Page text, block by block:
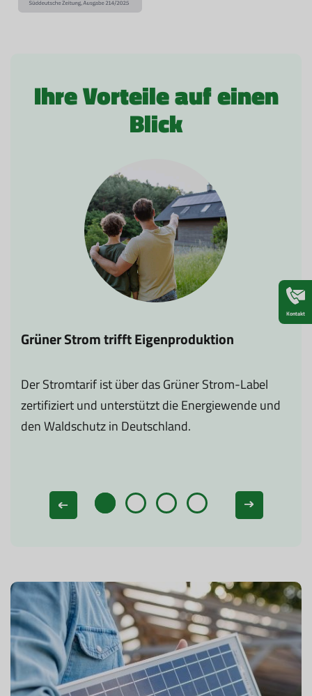
Ihre Vorteile auf einen
Blick
Grüner Strom trifft Eigenproduktion
Der Stromtarif ist über das Grüner Strom-Label
zertifiziert und unterstützt die Energiewende und
den Waldschutz in Deutschland.
Kontakt